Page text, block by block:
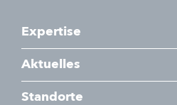
Expertise
Aktuelles
Standorte